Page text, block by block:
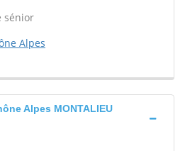
sénior
Alpes
Alpes MONTALIEU